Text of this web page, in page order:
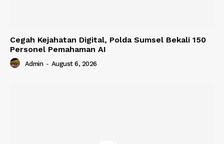
Cegah Kejahatan Digital, Polda Sumsel Bekali 150
Personel Pemahaman AI
Admin - August 6, 2026